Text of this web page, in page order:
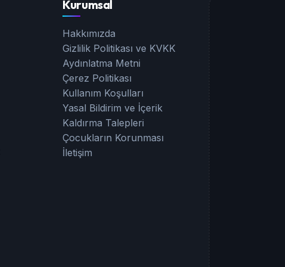
Kurumsal
Hakkımızda
Gizlilik Politikası ve KVKK
Aydınlatma Metni
Çerez Politikası
Kullanım Koşulları
Yasal Bildirim ve İçerik
Kaldırma Talepleri
Çocukların Korunması
İletişim